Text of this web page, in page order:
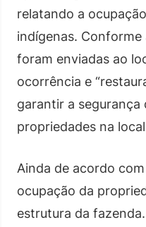
relatando a
indígenas.
foram enviadas ao
ocorrência e
garantir a segurança
propriedades na
Ainda de acordo
ocupação da
estrutura da